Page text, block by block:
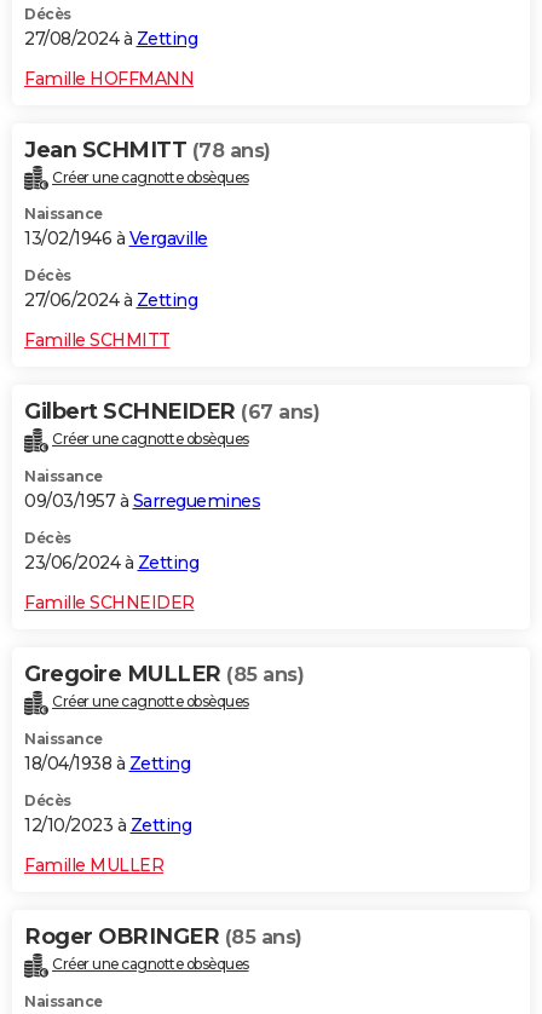
Décès
27/08/2024 à Zetting
Famille HOFFMANN
Jean SCHMITT (78 ans)
Créer une cagnotte obsèques
Naissance
13/02/1946 à Vergaville
Décès
27/06/2024 à Zetting
Famille SCHMITT
Gilbert SCHNEIDER (67 ans)
Créer une cagnotte obsèques
Naissance
09/03/1957 à Sarreguemines
Décès
23/06/2024 à Zetting
Famille SCHNEIDER
Gregoire MULLER (85 ans)
Créer une cagnotte obsèques
Naissance
18/04/1938 à Zetting
Décès
12/10/2023 à Zetting
Famille MULLER
Roger OBRINGER (85 ans)
Créer une cagnotte obsèques
Naissance